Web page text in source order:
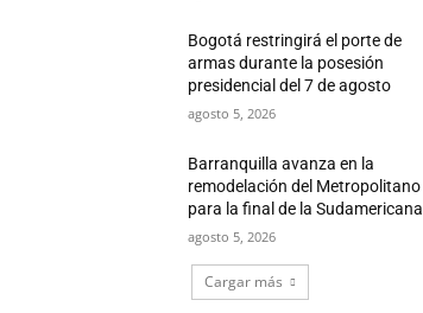
Bogotá restringirá el porte de
armas durante la posesión
presidencial del 7 de agosto
agosto 5, 2026
Barranquilla avanza en la
remodelación del Metropolitano
para la final de la Sudamericana
agosto 5, 2026
Cargar más